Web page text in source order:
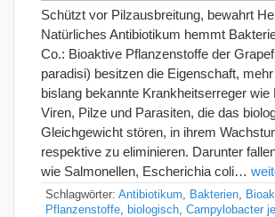
Schützt vor Pilzausbreitung, bewahrt
Natürliches Antibiotikum hemmt
Co.: Bioaktive Pflanzenstoffe der
paradisi) besitzen die Eigenschaft,
bislang bekannte Krankheitserreger wie
Viren, Pilze und Parasiten, die das
Gleichgewicht stören, in ihrem
respektive zu eliminieren. Darunter
wie Salmonellen, Escherichia coli…
Schlagwörter: Antibiotikum Bakterien
Pflanzenstoffe
biologisch Campylobacter